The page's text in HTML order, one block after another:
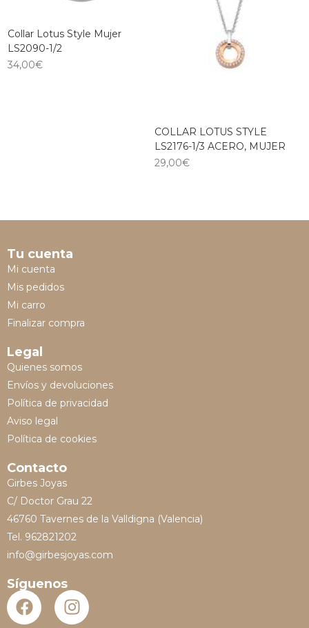
Collar Lotus Style Mujer
LS2090-1/2
34,00€
COLLAR LOTUS STYLE
LS2176-1/3 ACERO, MUJER
29,00€
Tu cuenta
Mi cuenta
Mis pedidos
Mi carro
Finalizar compra
Legal
Quienes somos
Envíos y devoluciones
Política de privacidad
Aviso legal
Política de cookies
Contacto
Girbes Joyas
C/ Doctor Grau 22
46760 Tavernes de la Valldigna (Valencia)
Tel. 962821202
info@girbesjoyas.com
Síguenos